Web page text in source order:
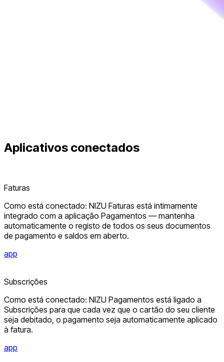
Aplicativos conectados
Faturas
Como está conectado: NIZU Faturas está intimamente
integrado com a aplicação Pagamentos — mantenha
automaticamente o registo de todos os seus documentos
de pagamento e saldos em aberto.
app
Subscrições
Como está conectado: NIZU Pagamentos está ligado a
Subscrições para que cada vez que o cartão do seu cliente
seja debitado, o pagamento seja automaticamente aplicado
à fatura.
app